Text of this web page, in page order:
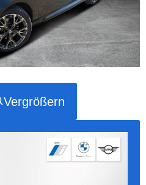
Vergrößern